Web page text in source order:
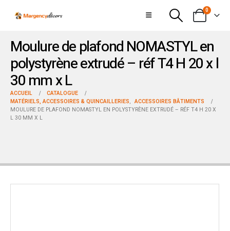
0
Moulure de plafond NOMASTYL en
polystyrène extrudé – réf T4 H 20 x l
30 mm x L
ACCUEIL
CATALOGUE
MATÉRIELS, ACCESSOIRES & QUINCAILLERIES, ACCESSOIRES BÂTIMENTS
MOULURE DE PLAFOND NOMASTYL EN POLYSTYRÈNE EXTRUDÉ – RÉF T4 H 20 X
L 30 MM X L